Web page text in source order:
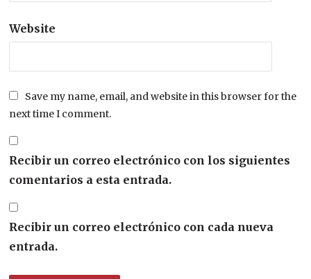
Website
Save my name, email, and website in this browser for the
next time I comment.
Recibir un correo electrónico con los siguientes
comentarios a esta entrada.
Recibir un correo electrónico con cada nueva
entrada.